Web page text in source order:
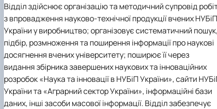
Відділ здійснює організацію та методичний супровід
з впровадження науково-технічної продукції вчених НУБіП
України у виробництво; організовує систематичний
підбір, розмноження та поширення інформації про наукові
досягнення вчених університету; поширює її через
видання збірника завершених наукових та інноваційних
розробок «Наука та інновації в НУБіП України», сайти
України та «Аграрний сектор України», інформаційні бази
даних, інші засоби масової інформації. Відділ забезпечує